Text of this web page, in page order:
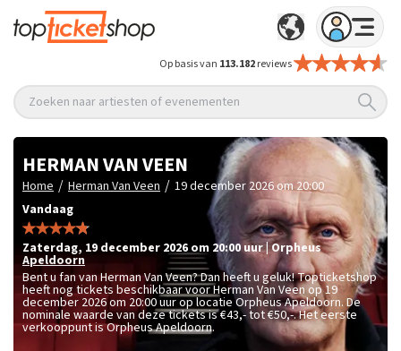
Op basis van 113.182reviews
Zoeken naar artiesten of evenementen
HERMAN VAN VEEN
Home / Herman Van Veen / 19 december 2026 om 20:00
Vandaag
zaterdag, 19 december 2026 om 20:00uur|Orpheus
Apeldoorn
Bent u fan van Herman Van Veen? Dan heeft u geluk! Topticketshop
heeft nog tickets beschikbaar voor Herman Van Veen op 19
december 2026 om 20:00 uur op locatie Orpheus Apeldoorn. De
nominale waarde van deze tickets is€43,- tot €50,-. Het eerste
verkooppunt is Orpheus Apeldoorn.